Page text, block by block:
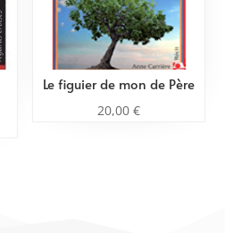
Le figuier de mon de Père
20,00 €